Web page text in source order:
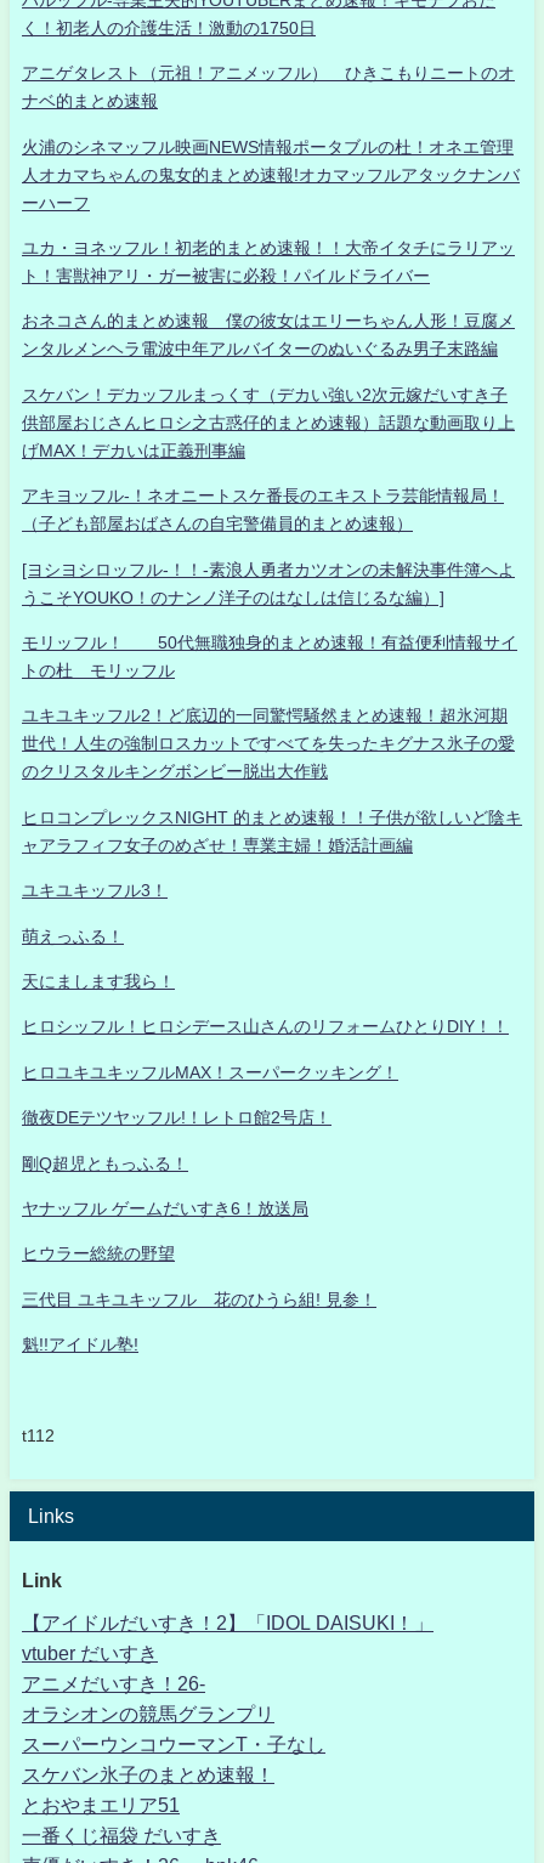
く！初老人の介護生活！激動の1750日
アニゲタレスト（元祖！アニメッフル） ひきこもりニートのオ
ナベ的まとめ速報
火浦のシネマッフル映画NEWS情報ポータブルの杜！オネエ管理
人オカマちゃんの鬼女的まとめ速報!オカマッフルアタックナンバ
ーハーフ
ユカ・ヨネッフル！初老的まとめ速報！！大帝イタチにラリアッ
ト！害獣神アリ・ガー被害に必殺！パイルドライバー
おネコさん的まとめ速報 僕の彼女はエリーちゃん人形！豆腐メ
ンタルメンヘラ電波中年アルバイターのぬいぐるみ男子末路編
スケバン！デカッフルまっくす（デカい強い2次元嫁だいすき子
供部屋おじさんヒロシ之古惑仔的まとめ速報）話題な動画取り上
げMAX！デカいは正義刑事編
アキヨッフル-！ネオニートスケ番長のエキストラ芸能情報局！
（子ども部屋おばさんの自宅警備員的まとめ速報）
[ヨシヨシロッフル-！！-素浪人勇者カツオンの未解決事件簿へよ
うこそYOUKO！のナンノ洋子のはなしは信じるな編）]
モリッフル！ 50代無職独身的まとめ速報！有益便利情報サイ
トの杜 モリッフル
ユキユキッフル2！ど底辺的一同驚愕騒然まとめ速報！超氷河期
世代！人生の強制ロスカットですべてを失ったキグナス氷子の愛
のクリスタルキングボンビー脱出大作戦
ヒロコンプレックスNIGHT 的まとめ速報！！子供が欲しいど陰キ
ャアラフィフ女子のめざせ！専業主婦！婚活計画編
ユキユキッフル3！
萌えっふる！
天にまします我ら！
ヒロシッフル！ヒロシデース山さんのリフォームひとりDIY！！
ヒロユキユキッフルMAX！スーパークッキング！
徹夜DEテツヤッフル!！レトロ館2号店！
剛Q超児ともっふる！
ヤナッフル ゲームだいすき6！放送局
ヒウラー総統の野望
三代目 ユキユキッフル 花のひうら組! 見参！
魁!!アイドル塾!
t112
Links
Link
【アイドルだいすき！2】「IDOL DAISUKI！」
vtuber だいすき
アニメだいすき！26-
オラシオンの競馬グランプリ
スーパーウンコウーマンT・子なし
スケバン氷子のまとめ速報！
とおやまエリア51
一番くじ福袋 だいすき